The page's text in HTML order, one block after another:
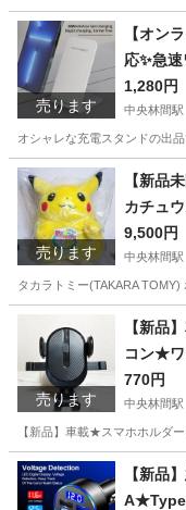
神奈川 相模原市 中
売ります
【オン
応✨急
★ケーブ
1,280円
中央林間駅
オシャレな充電スタンドの出
神奈川 相模原市 中
ワイヤレス充電
売ります
【新品
カチュ
9,500円
中央林間駅
タカラトミー(TAKARA
神奈川 相模原市 中央
売ります
【新品
コン★
770円
中央林間駅
【新品】車載★スマホホルダ
神奈川 相模原市 中
【新品